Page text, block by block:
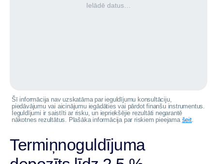
Ielādē datus…
Šī informācija nav uzskatāma par ieguldījumu konsultāciju,
piedāvājumu vai aicinājumu iegādāties vai pārdot finanšu instrumentus.
Ieguldījumi ir saistīti ar risku, un iepriekšējie rezultāti negarantē
nākotnes rezultātus. Plašāka informācija par riskiem pieejama šeit.
Termiņnoguldījuma